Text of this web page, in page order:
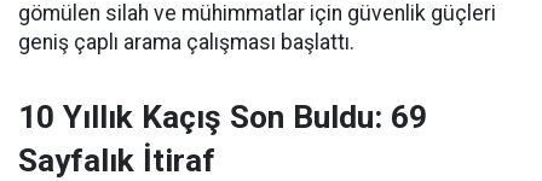
gömülen silah ve mühimmatlar için güvenlik güçleri
geniş çaplı arama çalışması başlattı.
10 Yıllık Kaçış Son Buldu: 69
Sayfalık İtiraf